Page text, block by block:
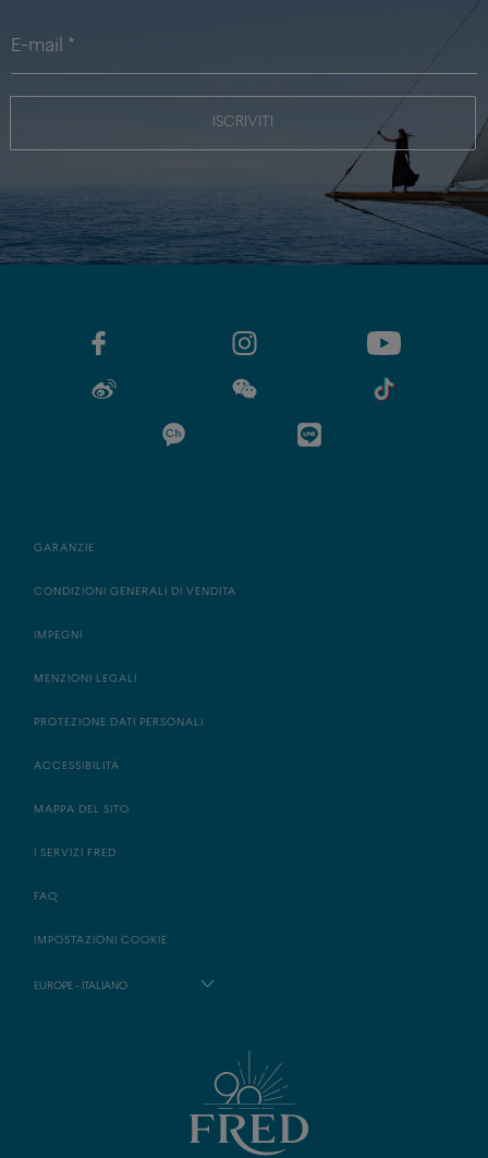
ISCRIVITI
GARANZIE
CONDIZIONI GENERALI DI VENDITA
IMPEGNI
MENZIONI LEGALI
PROTEZIONE DATI PERSONALI
ACCESSIBILITÀ
MAPPA DEL SITO
I SERVIZI FRED
FAQ
IMPOSTAZIONI COOKIE
EUROPE - ITALIANO